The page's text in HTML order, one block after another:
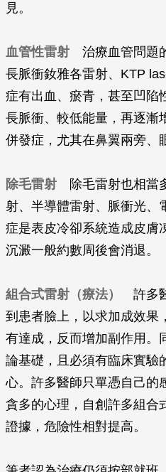
見。
血管性雷射 治療血管問題
長脈衝釹雅各雷射、KTP
症有出血、瘀青，甚至凹陷
長脈衝、較低能量，再逐漸
併發症，尤其在鼻翼兩旁、
除毛雷射 除毛雷射也相當
射、半導體雷射、脈衝光、
症是表皮冷卻系統造成皮膚
沉澱一般約數周後會消退。
組合式雷射（療法）
許多
到患者臉上，以求加成效果
有達成，反而增加副作用。
論基礎，且必須有臨床實驗
心。許多醫師只單憑自己的
貪多的心理，自創許多組合
證據，危險性相對提高。